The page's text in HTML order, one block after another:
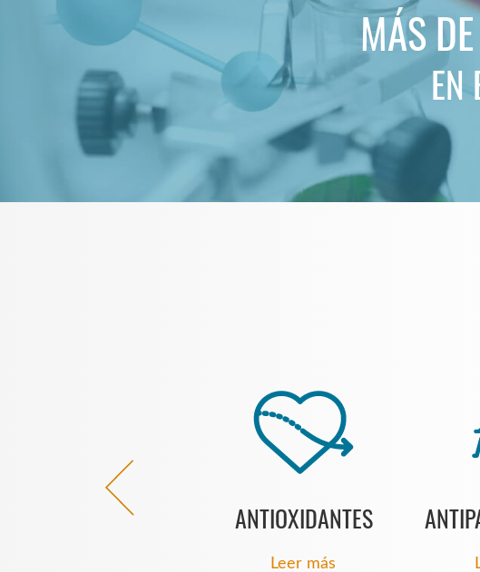
MÁS
EN
ANTIBIÓTICOS ANTIOXIDANTES
Leer más